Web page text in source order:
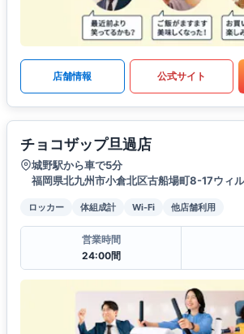
店舗情報 公式サイト
チョコザップ旦過店
城野駅から車で5分
福岡県北九州市小倉北区古船場町8-17ウィ
ロッカー 体組成計 Wi-Fi 他店舗利用
営業時間
24:00間